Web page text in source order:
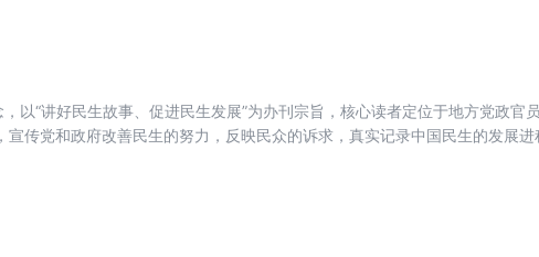
，以“讲好民生故事、促进民生发展”为办刊宗旨，核心读者定位于地方党政官
传党和政府改善民生的努力，反映民众的诉求，真实记录中国民生的发展进